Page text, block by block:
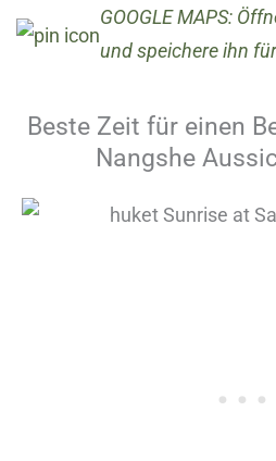
GOOGLE MAPS:
und speichere ihn
Beste Zeit für einen
Nangshe